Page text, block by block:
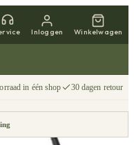
Inloggen Winkelwagen
in één shop 30 dagen retour